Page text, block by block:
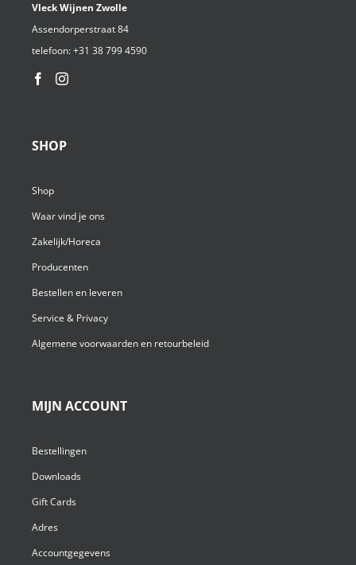
Vleck Wijnen Zwolle
Assendorperstraat 84
telefoon:+31 38 799 4590⁩
SHOP
Shop
Waar vind je ons
Zakelijk/Horeca
Producenten
Bestellen en leveren
Service & Privacy
Algemene voorwaarden en retourbeleid
MIJN ACCOUNT
Bestellingen
Downloads
Gift Cards
Adres
Accountgegevens